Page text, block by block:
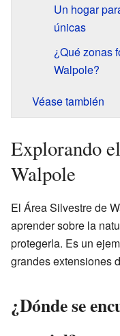
Un hogar
únicas
¿Qué zonas
Walpole?
Véase también
Explorando
Walpole
El Área Silvestre de
aprender sobre la
protegerla. Es un
grandes extensiones
¿Dónde se